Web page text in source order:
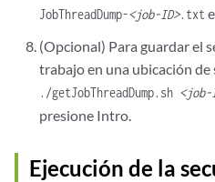
JobThreadDump-<job-ID>.txt
(Opcional) Para guardar el
trabajo en una ubicación de
./getJobThreadDump.sh <job-
presione Intro.
Ejecución de la